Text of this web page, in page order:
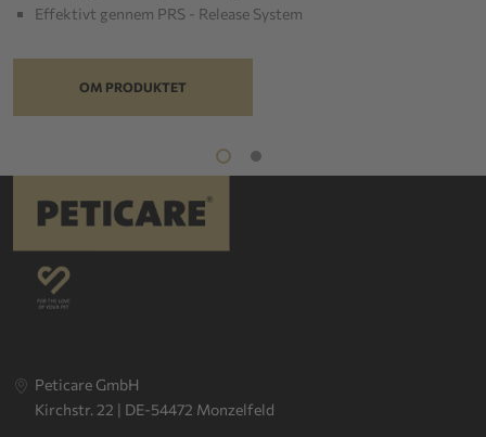
Effektivt gennem PRS - Release System
OM PRODUKTET
Peticare GmbH
Kirchstr. 22 | DE-54472 Monzelfeld